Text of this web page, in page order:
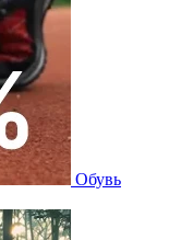
Обувь